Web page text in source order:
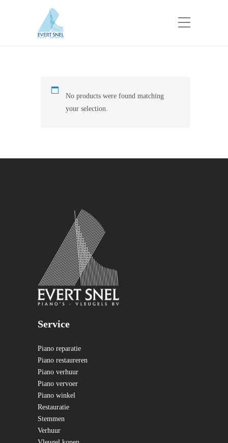
No products were found matching
your selection.
Service
Piano reparatie
Piano restaureren
Piano verhuur
Piano vervoer
Piano winkel
Restauratie
Stemmen
Verhuur